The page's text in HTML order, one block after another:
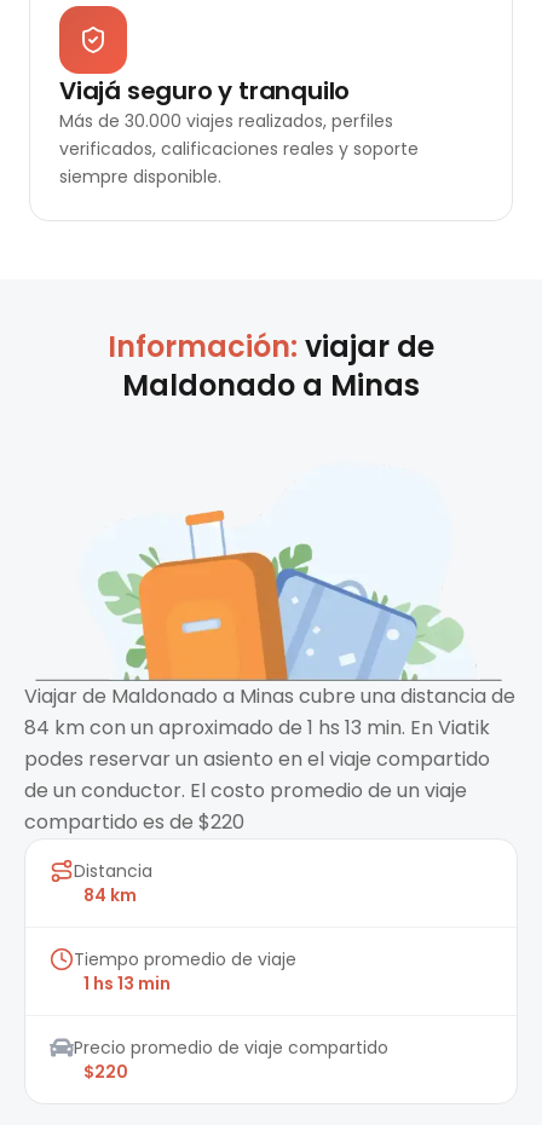
Viajá seguro y tranquilo
Más de 30.000 viajes realizados, perfiles
verificados, calificaciones reales y soporte
siempre disponible.
Información: viajar de
Maldonado a Minas
Viajar de Maldonado a Minas cubre una distancia de
84 km con un aproximado de 1 hs 13 min. En Viatik
podes reservar un asiento en el viaje compartido
de un conductor. El costo promedio de un viaje
compartido es de $220
Distancia
84 km
Tiempo promedio de viaje
1 hs 13 min
Precio promedio de viaje compartido
$220